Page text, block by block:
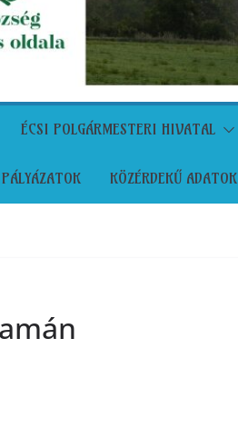
ÉCSI POLGÁRMESTERI HIVATAL
PÁLYÁZATOK KÖZÉRDEKŰ ADATOK